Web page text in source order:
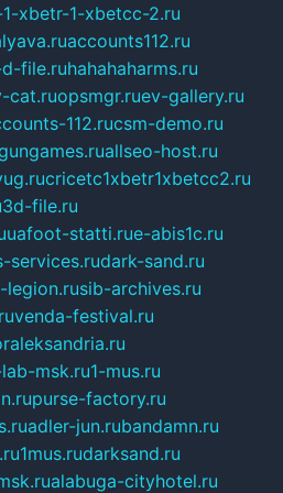
xbetr-1-xbetcc-2.ru
accounts112.ru
file.ruhahahaharms.ru
cat.ruopsmgr.ruev-gallery.ru
112.rucsm-demo.ru
allseo-host.ru
cricetc1xbetr1xbetcc2.ru
3d-file.ru
uafoot-statti.rue-abis1c.ru
services.rudark-sand.ru
legion.rusib-archives.ru
venda-festival.ru
msk.ru1-mus.ru
purse-factory.ru
adler-jun.rubandamn.ru
1mus.rudarksand.ru
alabuga-cityhotel.ru